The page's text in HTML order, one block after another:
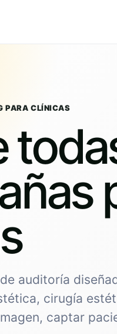
PARA CLÍNICAS
auditoría
cirugía
captar